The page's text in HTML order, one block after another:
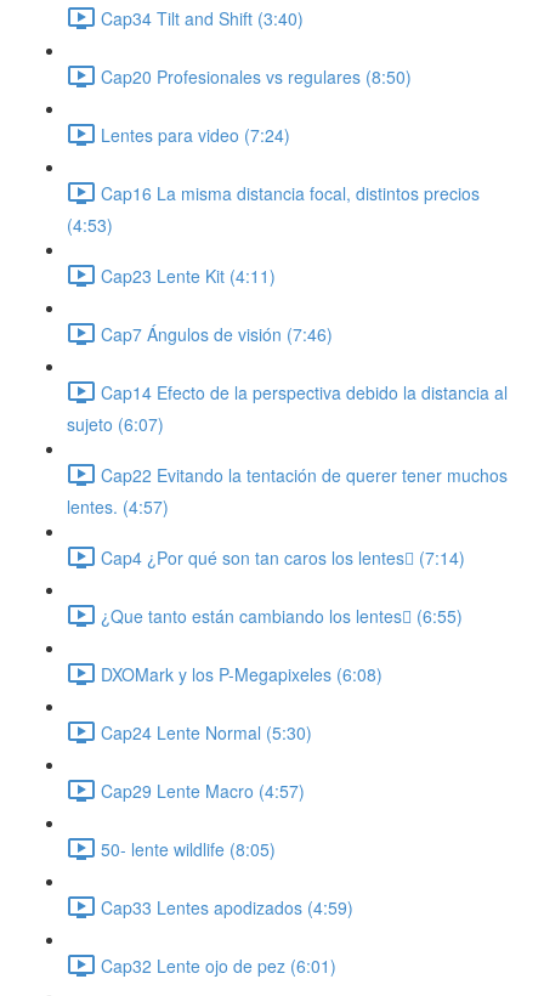
Cap34 Tilt and Shift (3:40)
Cap20 Profesionales vs regulares (8:50)
Lentes para video (7:24)
Cap16 La misma distancia focal, distintos precios
(4:53)
Cap23 Lente Kit (4:11)
Cap7 Ángulos de visión (7:46)
Cap14 Efecto de la perspectiva debido la distancia al
sujeto (6:07)
Cap22 Evitando la tentación de querer tener muchos
lentes. (4:57)
Cap4 ¿Por qué son tan caros los lentes (7:14)
¿Que tanto están cambiando los lentes (6:55)
DXOMark y los P-Megapixeles (6:08)
Cap24 Lente Normal (5:30)
Cap29 Lente Macro (4:57)
50- lente wildlife (8:05)
Cap33 Lentes apodizados (4:59)
Cap32 Lente ojo de pez (6:01)